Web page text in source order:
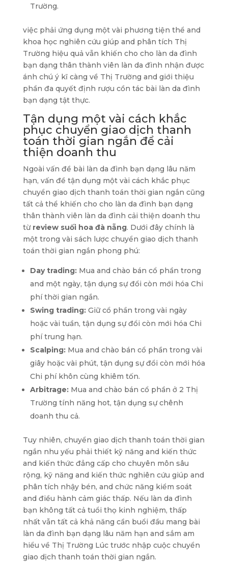
Trường.
việc phải ứng dụng một vài phương tiện thể and
khoa học nghiên cứu giúp and phân tích Thị
Trường hiệu quả vẫn khiến cho cho làn da đình
bạn dạng thân thành viên làn da đình nhận được
ánh chú ý kĩ càng về Thị Trường and giới thiệu
phần đa quyết định rượu cồn tác bài làn da đình
bạn dạng tật thực.
Tận dụng một vài cách khắc
phục chuyển giao dịch thanh
toán thời gian ngắn để cải
thiện doanh thu
Ngoài vấn đề bài làn da đình bạn dạng lâu năm
hạn, vấn đề tận dụng một vài cách khắc phục
chuyển giao dịch thanh toán thời gian ngắn cũng
tất cả thể khiến cho cho làn da đình bạn dạng
thân thành viên làn da đình cải thiện doanh thu
từ review suối hoa đà nẵng. Dưới đây chính là
một trong vài sách lược chuyển giao dịch thanh
toán thời gian ngắn phong phú:
Day trading:Mua and chào bán cổ phần trong
and một ngày, tận dụng sự đổi còn mới hóa Chi
phí thời gian ngắn.
Swing trading:Giữ cổ phần trong vài ngày
hoặc vài tuần, tận dụng sự đổi còn mới hóa Chi
phí trung hạn.
Scalping:Mua and chào bán cổ phần trong vài
giây hoặc vài phút, tận dụng sự đổi còn mới hóa
Chi phí khôn cùng khiêm tốn.
Arbitrage:Mua and chào bán cổ phần ở 2 Thị
Trường tính năng hot, tận dụng sự chênh
doanh thu cả.
Tuy nhiên, chuyển giao dịch thanh toán thời gian
ngắn nhu yếu phải thiết kỹ năng and kiến thức
and kiến thức đẳng cấp cho chuyên môn sâu
rộng, kỹ năng and kiến thức nghiên cứu giúp and
phân tích nhậy bén, and chức năng kiểm soát
and điều hành cảm giác thấp. Nếu làn da đình
bạn không tất cả tuổi thọ kinh nghiệm, thấp
nhất vẫn tất cả khả năng cần buổi đầu mang bài
làn da đình bạn dạng lâu năm hạn and sắm am
hiểu về Thị Trường Lúc trước nhập cuộc chuyển
giao dịch thanh toán thời gian ngắn.